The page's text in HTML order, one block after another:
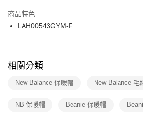
２．訂單成立數日內，您將收到繳費通知簡訊。
３．收到繳費通知簡訊後14天內，點擊此簡訊中的
ATM／網路銀行／等多元方式進行付款，方視為交
※ 交易是否成功請以「AFTEE先享後付 」之結帳
是否繳費成功／繳費後需取消欲退款等相關疑問，
客戶支援中心」 https://
１．透過由恩沛科技股份有限公司提供之「
付款後門市自取
每筆NT$100，滿NT$1,500(含以上)免運費
商品特色
LAH00543GYM-F
相關分類
New Balance 保暖帽 New Balance 毛
NB 保暖帽 Beanie 保暖帽